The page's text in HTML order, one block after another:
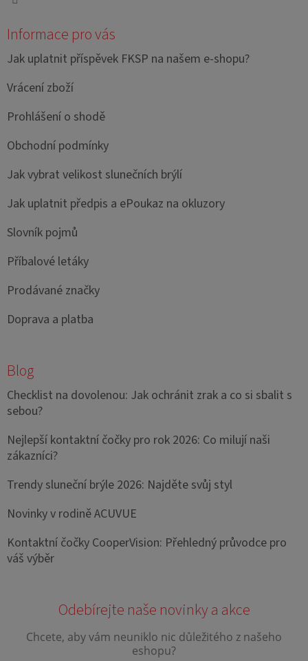
Informace pro vás
Jak uplatnit příspěvek FKSP na našem e-shopu?
Vrácení zboží
Prohlášení o shodě
Obchodní podmínky
Jak vybrat velikost slunečních brýlí
Jak uplatnit předpis a ePoukaz na okluzory
Slovník pojmů
Příbalové letáky
Prodávané značky
Doprava a platba
Blog
Checklist na dovolenou: Jak ochránit zrak a co si sbalit s
sebou?
Nejlepší kontaktní čočky pro rok 2026: Co milují naši
zákazníci?
Trendy sluneční brýle 2026: Najděte svůj styl
Novinky v rodině ACUVUE
Kontaktní čočky CooperVision: Přehledný průvodce pro
váš výběr